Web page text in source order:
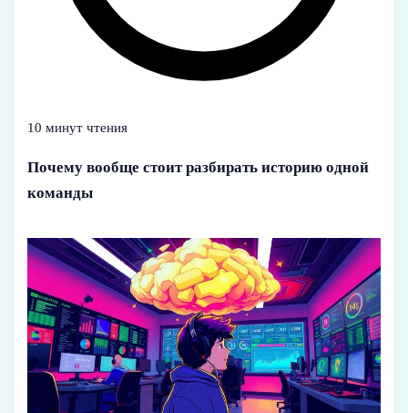
10 минут чтения
Почему вообще стоит разбирать историю одной
команды